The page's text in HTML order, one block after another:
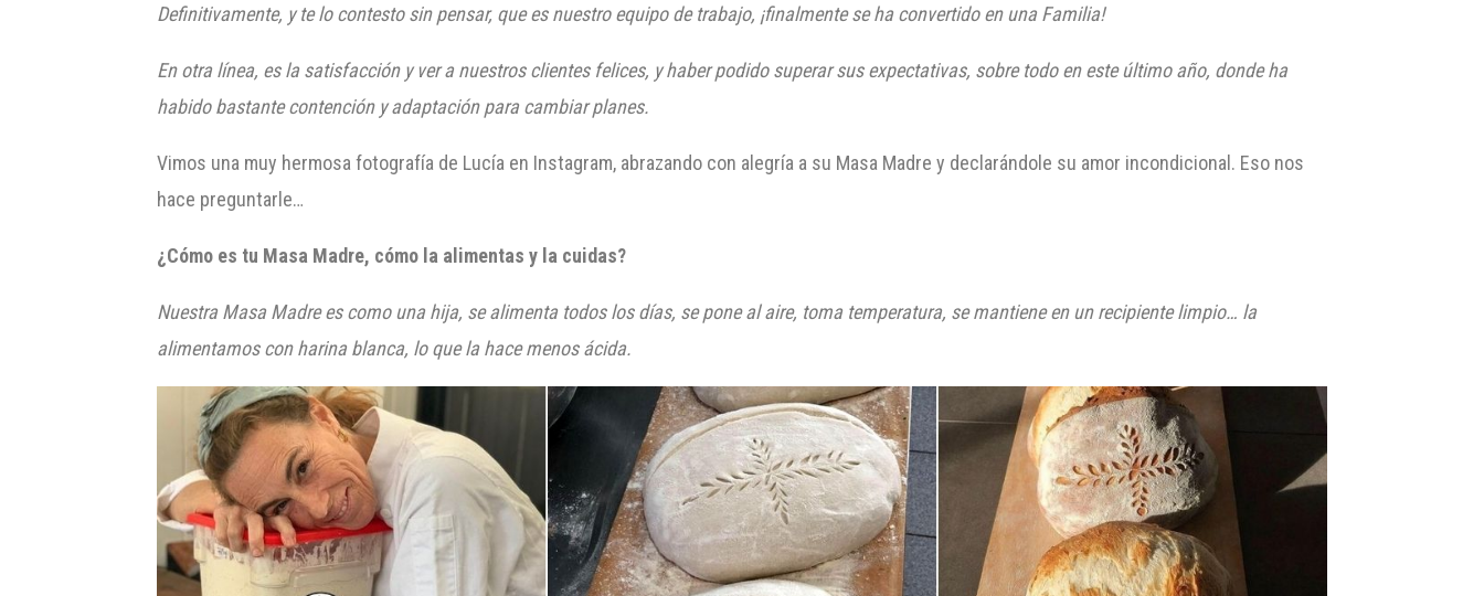
Definitivamente, y te lo contesto sin pensar, que es nuestro equipo de trabajo, ¡finalmente se ha convertido en una Familia!
En otra línea, es la satisfacción y ver a nuestros clientes felices, y haber podido superar sus expectativas, sobre todo en este último año, donde ha
habido bastante contención y adaptación para cambiar planes.
Vimos una muy hermosa fotografía de Lucía en Instagram, abrazando con alegría a su Masa Madre y declarándole su amor incondicional. Eso nos
hace preguntarle…
¿Cómo es tu Masa Madre, cómo la alimentas y la cuidas?
Nuestra Masa Madre es como una hija, se alimenta todos los días, se pone al aire, toma temperatura, se mantiene en un recipiente limpio… la
alimentamos con harina blanca, lo que la hace menos ácida.